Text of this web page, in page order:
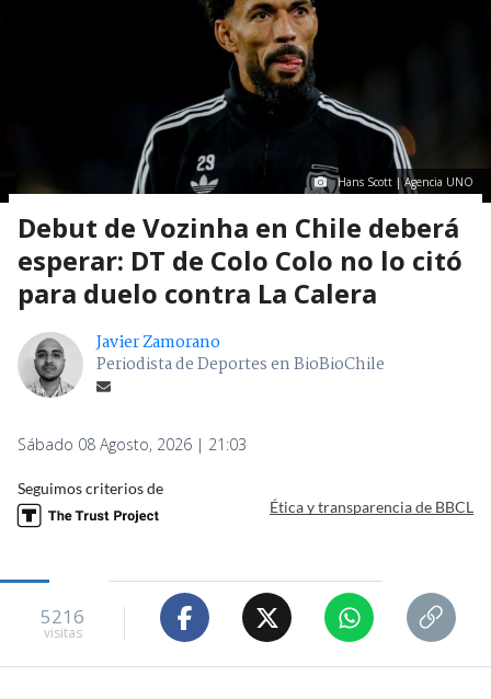
Hans Scott | Agencia UNO
Debut de Vozinha en Chile deberá
esperar: DT de Colo Colo no lo citó
para duelo contra La Calera
Javier Zamorano
Periodista de Deportes en BioBioChile
Sábado 08 Agosto, 2026 | 21:03
Seguimos criterios de
Ética y transparencia de BBCL
5216
visitas